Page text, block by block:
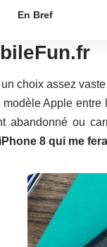
En Bref
choix assez
Apple
abandonné ou
8 qui me